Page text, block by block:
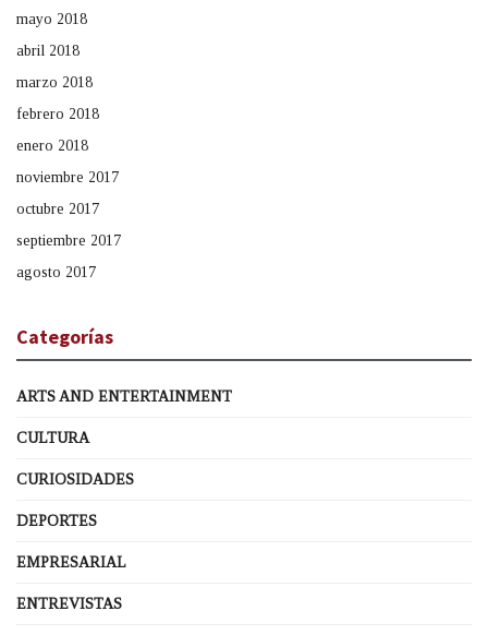
mayo 2018
abril 2018
marzo 2018
febrero 2018
enero 2018
noviembre 2017
octubre 2017
septiembre 2017
agosto 2017
Categorías
ARTS AND ENTERTAINMENT
CULTURA
CURIOSIDADES
DEPORTES
EMPRESARIAL
ENTREVISTAS